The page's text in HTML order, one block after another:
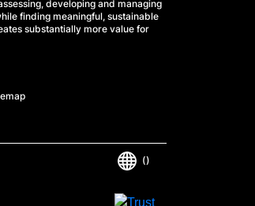
developing and managing
finding meaningful, sustainable
substantially more value for
()